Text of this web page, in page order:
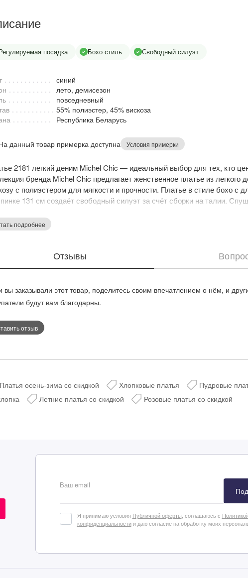
56 58 60 62 64
посадка Бохо стиль Свободный силуэт
синий
лето, демисезон
повседневный
55% полиэстер, 45% вискоза
Республика Беларусь
данный товар примерка доступна Условия примерки
2181 легкий деним Michel Chic — идеальный выбор для тех, кто
бренда Michel Chic предлагает женственное платье из легкого
с полиэстером для мягкости и прочности. Платье в стиле бохо с
131 см создаёт свободный силуэт за счёт сборки на талии.
позволяет регулировать посадку. Платье прекрасно подходит для
в движении и свежесть в летние дни. Идеально для
подробнее
Отзывы
вы заказывали этот товар, поделитесь своим впечатлением о нём, и
будут вам благодарны.
отзыв
Платья осень-зима со скидкой Хлопковые платья
Пудровые
Летние платья со скидкой Розовые платья со скидкой
Ваш email
Я принимаю условия Публичной оферты , соглашаюсь с
конфиденциальностии даю согласие на обработку моих
размеров
в
за подписку на наш
телеграм-канал
Стильные подборки, эксклюзивные акции и
горячие распродажи в удобном формате
@velesmoda_bot